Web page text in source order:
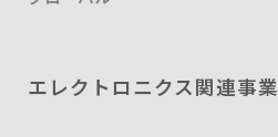
エレクトロニクス関連事業